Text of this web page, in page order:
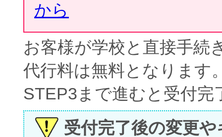
から
お客様が学校と直接手続
代行料は無料となります
STEP3まで進むと受付完
受付完了後の変更